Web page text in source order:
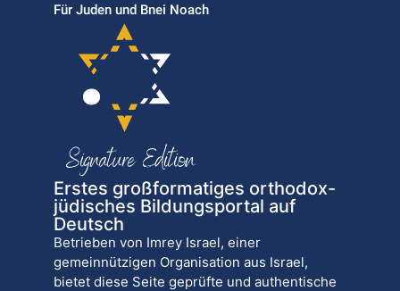
Für Juden und Bnei Noach
Erstes großformatiges orthodox-
jüdisches Bildungsportal auf
Deutsch
Betrieben von Imrey Israel, einer
gemeinnützigen Organisation aus Israel,
bietet diese Seite geprüfte und authentische